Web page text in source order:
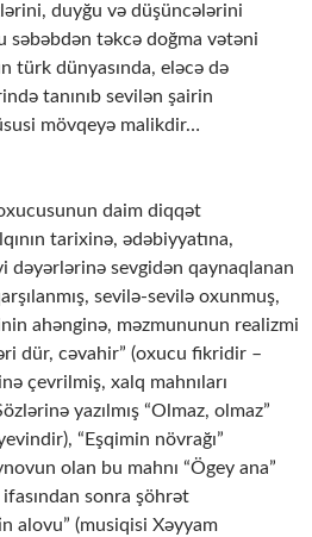
duyğu və düşüncələrini
səbəbdən təkcə doğma vətəni
türk dünyasında, eləcə də
tanınıb sevilən şairin
mövqeyə malikdir…
daim diqqət
tarixinə, ədəbiyyatına,
dəyərlərinə sevgidən qaynaqlanan
sevilə-sevilə oxunmuş,
ahənginə, məzmununun realizmi
dür, cəvahir” (oxucu fikridir –
çevrilmiş, xalq mahnıları
yazılmış “Olmaz, olmaz”
“Eşqimin növrağı”
olan bu mahnı “Ögey ana”
sonra şöhrət
alovu” (musiqisi Xəyyam